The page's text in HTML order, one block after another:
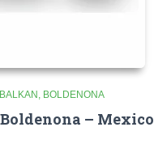
BALKAN BOLDENONA
– Mexico